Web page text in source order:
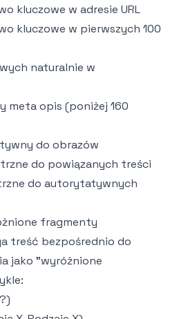
kluczowe w adresie URL
kluczowe w pierwszych 100
naturalnie w
meta opis (poniżej 160
do obrazów
do powiązanych treści
do autorytatywnych
fragmenty
treść bezpośrednio do
jako "wyróżnione